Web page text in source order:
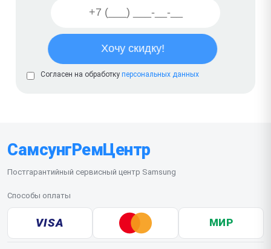
Согласен на обработку персональных данных
СамсунгРемЦентр
Постгарантийный сервисный центр Samsung
Способы оплаты
VISA МИР